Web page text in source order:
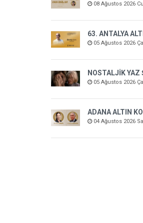
08 Ağustos 2026
63. ANTALYA
05 Ağustos 2026
NOSTALJİK YAZ
05 Ağustos 2026
ADANA ALTIN
04 Ağustos 2026